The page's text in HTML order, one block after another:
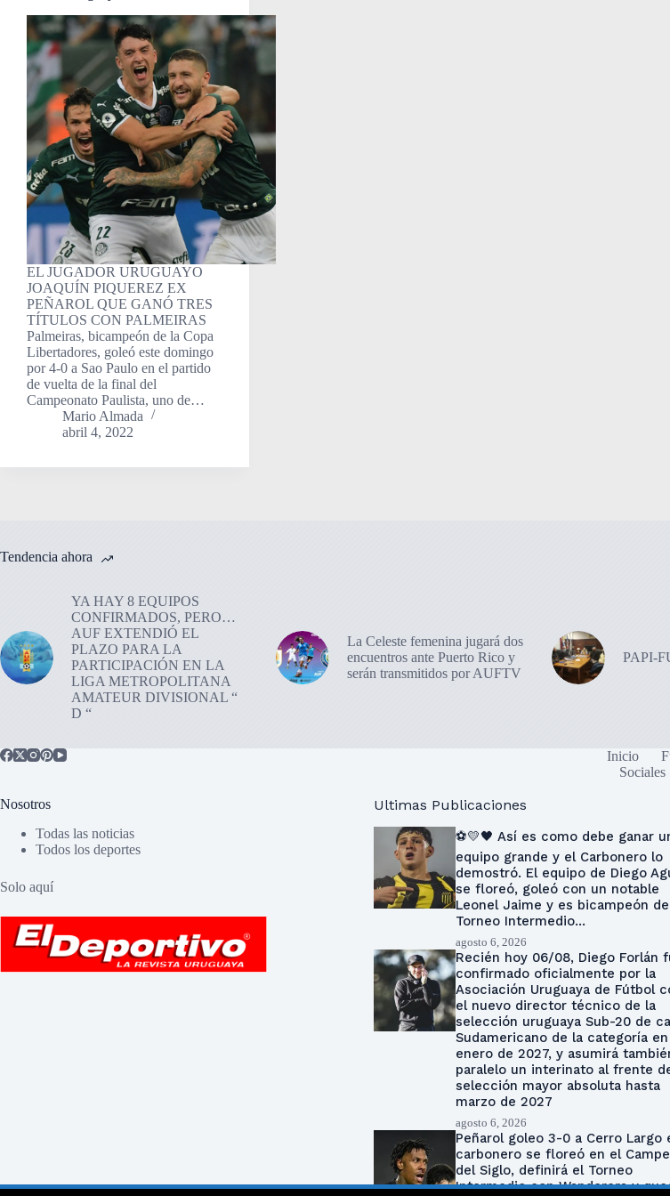
EL JUGADOR URUGUAYO
JOAQUÍN PIQUEREZ EX
PEÑAROL QUE GANÓ TRES
TÍTULOS CON PALMEIRAS
Palmeiras, bicampeón de la Copa
Libertadores, goleó este domingo
por 4-0 a Sao Paulo en el partido
de vuelta de la final del
Campeonato Paulista, uno de…
Mario Almada
abril 4, 2022
Tendencia ahora
YA HAY 8 EQUIPOS
CONFIRMADOS, PERO…
AUF EXTENDIÓ EL
PLAZO PARA LA
PARTICIPACIÓN EN LA
LIGA METROPOLITANA
AMATEUR DIVISIONAL “
D “
La Celeste femenina jugará dos
encuentros ante Puerto Rico y
serán transmitidos por AUFTV
PAPI-
Inicio
Sociales
Nosotros
Todas las noticias
Todos los deportes
Solo aquí
Ultimas Publicaciones
⚽💛🖤 Así es como debe ganar
equipo grande y el Carbonero lo
demostró. El equipo de Diego
se floreó, goleó con un notable
Leonel Jaime y es bicampeón
Torneo Intermedio…
agosto 6, 2026
Recién hoy 06/08, Diego Forlán
confirmado oficialmente por la
Asociación Uruguaya de Fútbol
el nuevo director técnico de la
selección uruguaya Sub-20 de
Sudamericano de la categoría en
enero de 2027, y asumirá
paralelo un interinato al frente
selección mayor absoluta hasta
marzo de 2027
agosto 6, 2026
Peñarol goleo 3-0 a Cerro Largo
carbonero se floreó en el
del Siglo, definirá el Torneo
Intermedio con Wanderers y